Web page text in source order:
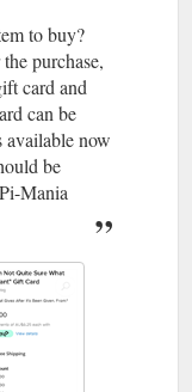
to buy?
purchase,
card and
can be
now
be
Mania